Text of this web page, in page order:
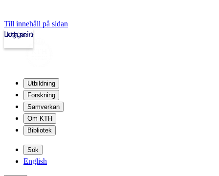
Till innehåll på sidan
kth.se
Logga in
Utbildning
Forskning
Samverkan
Om KTH
Bibliotek
Sök
English